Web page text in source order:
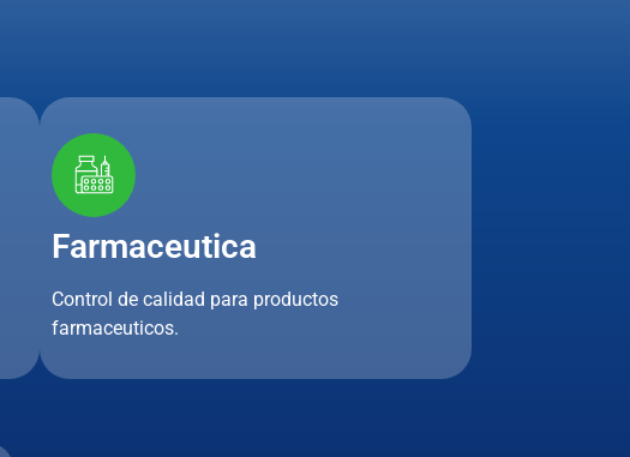
Farmaceutica
Control de calidad para productos
farmaceuticos.